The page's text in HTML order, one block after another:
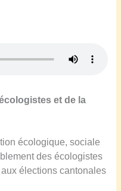
et de la
écologique, sociale
des écologistes
élections cantonales